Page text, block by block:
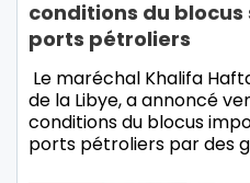
conditions du blocus
ports pétroliers
Le maréchal Khalifa
de la Libye, a annoncé
conditions du blocus
ports pétroliers par des